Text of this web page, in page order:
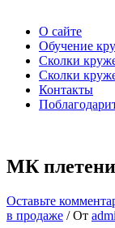
О сайте
Обучение
Сколки
Сколки
Контакты
МК
Оставьте
в продаже / От